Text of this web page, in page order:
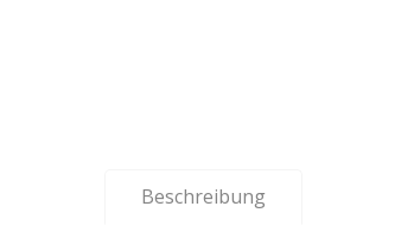
Beschreibung